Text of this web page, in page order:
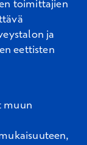
toimittajien
ja
eettisten
uuteen
muun